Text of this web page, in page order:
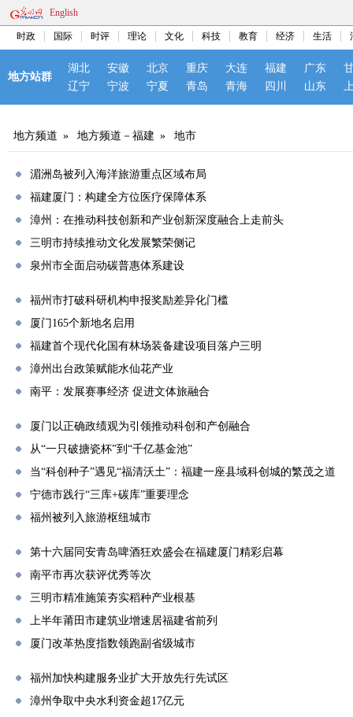
English
时政 国际 时评 理论 文化 科技 教育 经济 生活
地方站群
湖北 安徽 北京 重庆 大连 福建 广东
辽宁
宁波 宁夏 青岛 青海 四川 山东
地方频道 » 地方频道－福建 » 地市
湄洲岛被列入海洋旅游重点区域布局
福建厦门：构建全方位医疗保障体系
漳州：在推动科技创新和产业创新深度融合上走前头
三明市持续推动文化发展繁荣侧记
泉州市全面启动碳普惠体系建设
福州市打破科研机构申报奖励差异化门槛
厦门165个新地名启用
福建首个现代化国有林场装备建设项目落户三明
漳州出台政策赋能水仙花产业
南平：发展赛事经济 促进文体旅融合
厦门以正确政绩观为引领推动科创和产创融合
从“一只破搪瓷杯”到“千亿基金池”
当“科创种子”遇见“福清沃土”：福建一座县域科创城的繁茂之道
宁德市践行“三库+碳库”重要理念
福州被列入旅游枢纽城市
第十六届同安青岛啤酒狂欢盛会在福建厦门精彩启幕
南平市再次获评优秀等次
三明市精准施策夯实稻种产业根基
上半年莆田市建筑业增速居福建省前列
厦门改革热度指数领跑副省级城市
福州加快构建服务业扩大开放先行先试区
漳州争取中央水利资金超17亿元